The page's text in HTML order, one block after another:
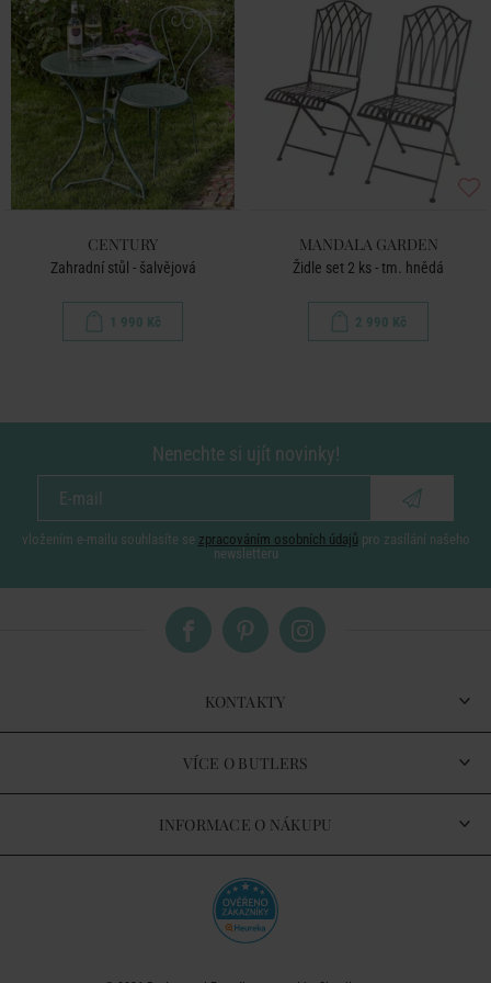
CENTURY
Zahradní stůl - šalvějová
1 990 Kč
MANDALA GARDEN
Židle set 2 ks - tm. hnědá
2 990 Kč
Nenechte si ujít novinky!
vložením e-mailu souhlasíte se zpracováním osobních údajů pro zasílání našeho
newsletteru
KONTAKTY
VÍCE O BUTLERS
INFORMACE O NÁKUPU